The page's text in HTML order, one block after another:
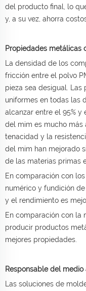
del producto final, lo
y, a su vez, ahorra
Propiedades metálicas
La densidad de los
fricción entre el polvo
pieza sea desigual.
uniformes en todas las
alcanzar entre el 95% y
del mim es mucho más
tenacidad y la
del mim han mejorado
de las materias primas
En comparación con
numérico y fundición
y el rendimiento es
En comparación con la
producir productos
mejores propiedades.
Responsable del
Las soluciones de